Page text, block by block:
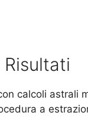
calcoli
a